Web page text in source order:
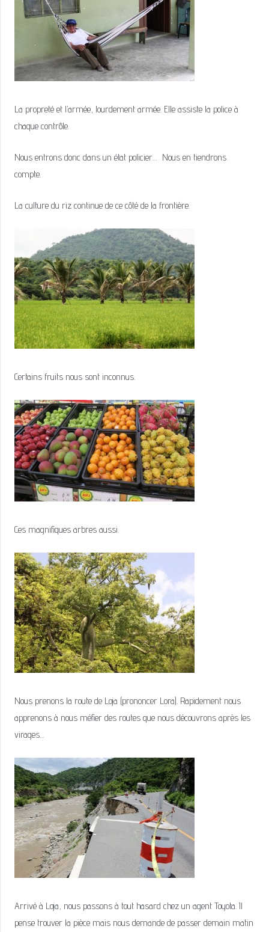
La propreté et l’armée, lourdement armée. Elle assiste la police à
chaque contrôle.
Nous entrons donc dans un état policier… Nous en tiendrons
compte.
La culture du riz continue de ce côté de la frontière.
Certains fruits nous sont inconnus.
Ces magnifiques arbres aussi.
Nous prenons la route de Loja (prononcer Lora). Rapidement nous
apprenons à nous méfier des routes que nous découvrons après les
virages…
Arrivé à Loja, nous passons à tout hasard chez un agent Toyota. Il
pense trouver la pièce mais nous demande de passer demain matin